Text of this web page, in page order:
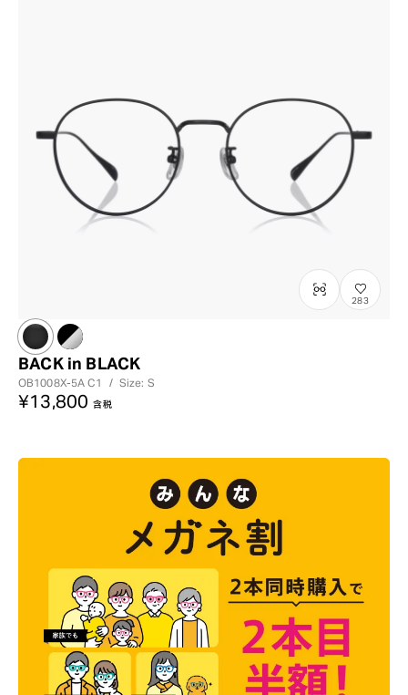
283
BACK in BLACK
OB1008X-5AC1 / Size: S
¥13,800 含税